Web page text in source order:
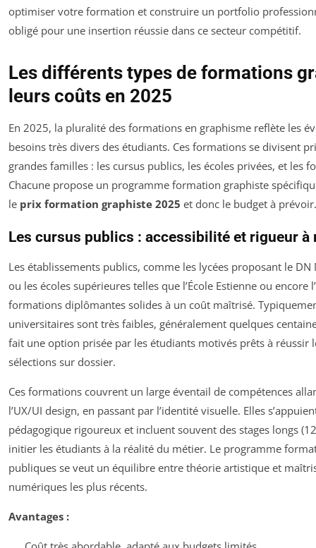
optimiser votre formation et construire un portfolio
obligé pour une insertion réussie dans ce secteur compétitif.
Les différents types de formations
leurs coûts en 2025
En 2025, la pluralité des formations en graphisme reflète les
besoins très divers des étudiants. Ces formations se divisent
grandes familles : les cursus publics, les écoles privées, et les
Chacune propose un programme formation graphiste
le prix formation graphiste 2025 et donc le budget à prévoir.
Les cursus publics : accessibilité et rigueur à
Les établissements publics, comme les lycées proposant le DN
ou les écoles supérieures telles que l’École Estienne ou encore
formations diplômantes solides à un coût maîtrisé.
universitaires sont très faibles, généralement quelques
fait une option prisée par les étudiants motivés prêts à réussir
sélections sur dossier.
Ces formations couvrent un large éventail de compétences
l’UX/UI design, en passant par l’identité visuelle. Elles
pédagogique rigoureux et incluent souvent des stages longs
initier les étudiants à la réalité du métier. Le programme
publiques se veut un équilibre entre théorie artistique et
numériques les plus récents.
Avantages :